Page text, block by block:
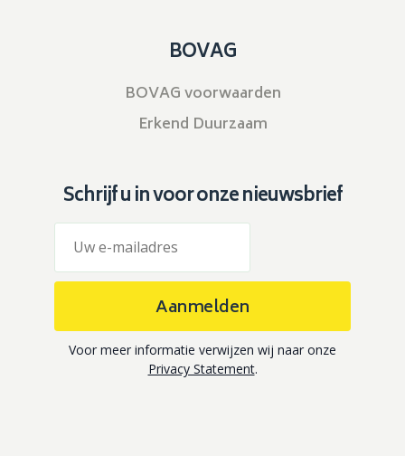
BOVAG
BOVAG voorwaarden
Erkend Duurzaam
Schrijf u in voor onze nieuwsbrief
Aanmelden
Voor meer informatie verwijzen wij naar onze
Privacy Statement.